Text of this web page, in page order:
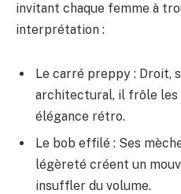
invitant chaque femme à
interprétation :
Le carré preppy : Droit,
architectural, il frôle les
élégance rétro.
Le bob effilé : Ses
légèreté créent un
insuffler du volume.